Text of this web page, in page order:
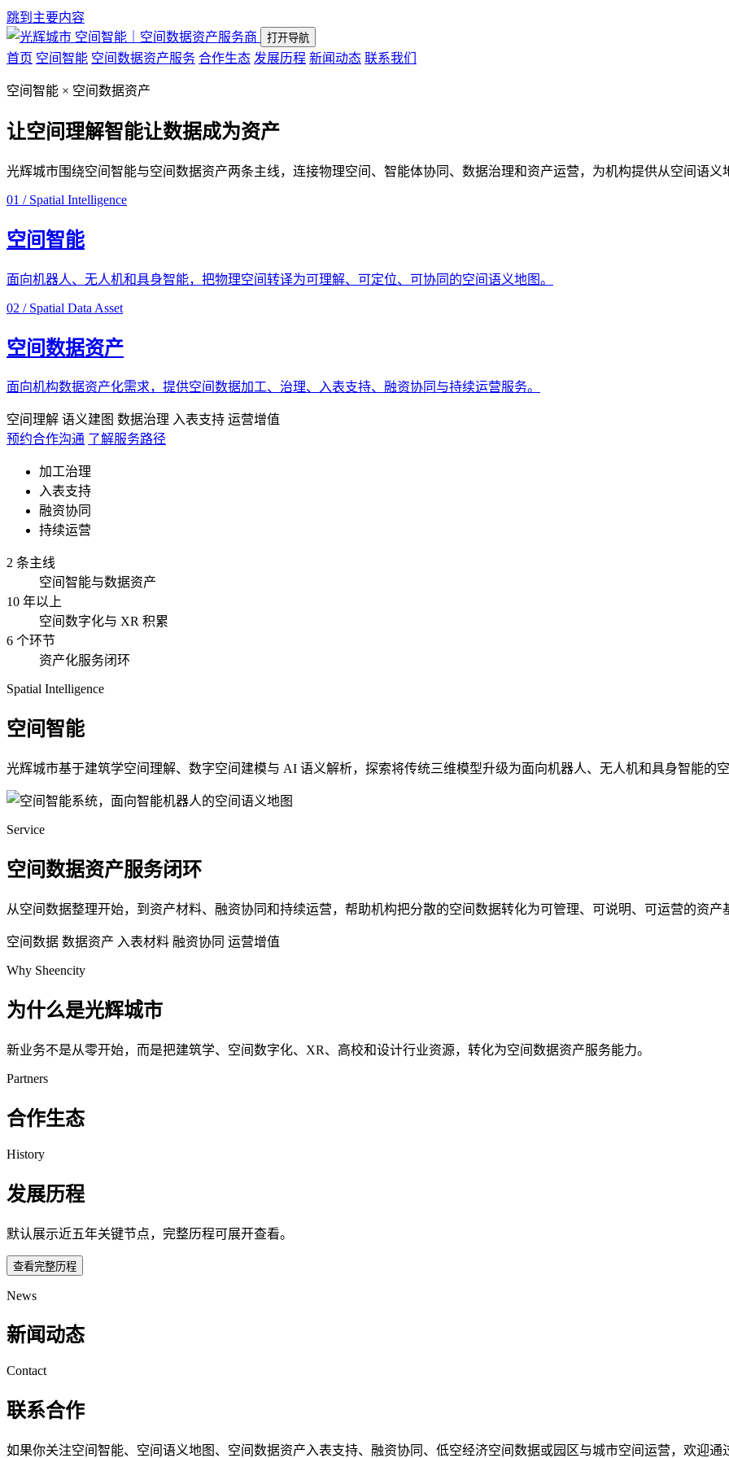
跳到主要内容
空间智能｜空间数据资产服务商
打开导航
首页 空间智能 空间数据资产服务 合作生态 发展历程 新闻动态 联系我们
空间智能 × 空间数据资产
让空间理解智能让数据成为资产
光辉城市围绕空间智能与空间数据资产两条主线，连接物理空间、智能体协同、数据治理和资产运营，为机构提供从空间语义
01 / Spatial Intelligence
空间智能
面向机器人、无人机和具身智能，把物理空间转译为可理解、可定位、可协同的空间语义地图。
02 / Spatial Data Asset
空间数据资产
面向机构数据资产化需求，提供空间数据加工、治理、入表支持、融资协同与持续运营服务。
空间理解 语义建图 数据治理 入表支持 运营增值
预约合作沟通 了解服务路径
加工治理
入表支持
融资协同
持续运营
2 条主线
空间智能与数据资产
10 年以上
空间数字化与 XR 积累
6 个环节
资产化服务闭环
Spatial Intelligence
空间智能
光辉城市基于建筑学空间理解、数字空间建模与 AI 语义解析，探索将传统三维模型升级为面向机器人、无人机和具身智能的空
Service
空间数据资产服务闭环
从空间数据整理开始，到资产材料、融资协同和持续运营，帮助机构把分散的空间数据转化为可管理、可说明、可运营的资产
空间数据 数据资产 入表材料 融资协同 运营增值
Why Sheencity
为什么是光辉城市
新业务不是从零开始，而是把建筑学、空间数字化、XR、高校和设计行业资源，转化为空间数据资产服务能力。
Partners
合作生态
History
发展历程
默认展示近五年关键节点，完整历程可展开查看。
查看完整历程
News
新闻动态
Contact
联系合作
如果你关注空间智能、空间语义地图、空间数据资产入表支持、融资协同、低空经济空间数据或园区与城市空间运营，欢迎通